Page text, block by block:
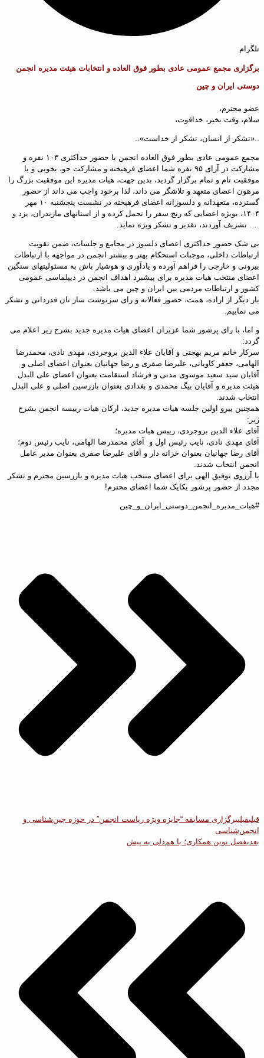
تلگرام
برگزاری مجمع عمومی عادی بطور فوق العاده و انتخابات هیئت مدیره انجمن
دوستی ایران و چین
عضو محترم،
سلام، وقت بخیر، خداقوت،
..«تشکر از انسان، تشکر از خداست»..
مجمع عمومی عادی بطور فوق العاده انجمن با حضور حداکثری ۱۰۳ نفره و
مشارکت در آرای ۹۵ نفره شما اعضای فرهیخته و مشارکت جو، بخوبی و با
موفقیت تام و تمام برگزار گردید، بدین جهت، هیات مدیره این موفقیت بزرگ را
مرهون اعضای متعهد و تلاشگر می داند، لذا برخود واجب می داند از حضور
گسترده، متعهدانه و دلسوزانه اعضای فرهیخته در نشست پنجشنبه ۱۰ مهر
۱۴۰۴، بویژه اعضایی که رنج سفر را تحمل کرده و از استانهای مازندران، یزد و
…. تشریف آوردند، تقدیر و تشکر ویژه نماید.
بی شک حضور حداکثری اعضای دلسوز در مجامع و‌ جلسات، ضمن تقویت
ارتباطات داخلی، موجبات استحکام بهتر و بیشتر انجمن در مواجهه با ارتباطات
بیرونی و خارجی را فراهم آورده و یادآوری و هوشیار باش به مسئولیتهای سنگین
اعضای منتخب هیات مدیره برای پیشبرد اهداف انجمن در دیپلماسی عمومی
کشور و ارتباطات مردمی بین ایران و چین می باشد.
بار دیگر از اراده، همت، حضور فعالانه و رای سرنوشت ساز تان قدردانی و تشکر
می نماییم.
و اما، با رای پرشور شما عزیزان اعضای هیات مدیره جدید بشرح زیر اعلام می
گردد:
سرکار خانم مریم بهجتی و آقایان علاء الدین بروجردی، مهدی نادی، محمدرضا
الهامی، جعفر کاویانی، علیرضا صفری و رضا جهانیان بعنوان اعضای اصلی و
آقایان سید سعید موسوی مدنی و فرشاد استقامت بعنوان اعضای علی البدل
هیئت مدیره و آقایان بیگ محمدی و بغدادی بعنوان بازرسین اصلی و علی البدل
انتخاب شدند.
همچنین پیرو اولین جلسه هیات مدیره جدید، ارکان هیات رییسه انجمن بشرح
زیر:
آقای علاء الدین بروجردی، رییس هیات مدیره؛
آقای مهدی نادی، نایب رئیس اول و آقای محمدرضا الهامی، نایب رئیس دوم؛
آقای رضا جهانیان بعنوان خزانه دار و آقای علیرضا صفری بعنوان مدیر عامل
انجمن انتخاب شدند.
با آرزوی توفیق الهی برای اعضای منتخب هیات مدیره و بازرسین محترم و تشکر
مجدد از حضور پرشور یکایک شما اعضای محترم!
#هیات_مدیره_انجمن_دوستی_ایران_و_چین
قبلیقبلیبرگزاری مسابقه “جایزه ویژه ریاست انجمن” در حوزه چین‌شناسی و
انجمن‌شناسی
بعدیفصل نوین همکاری؛ با هم‌دلی به پیش